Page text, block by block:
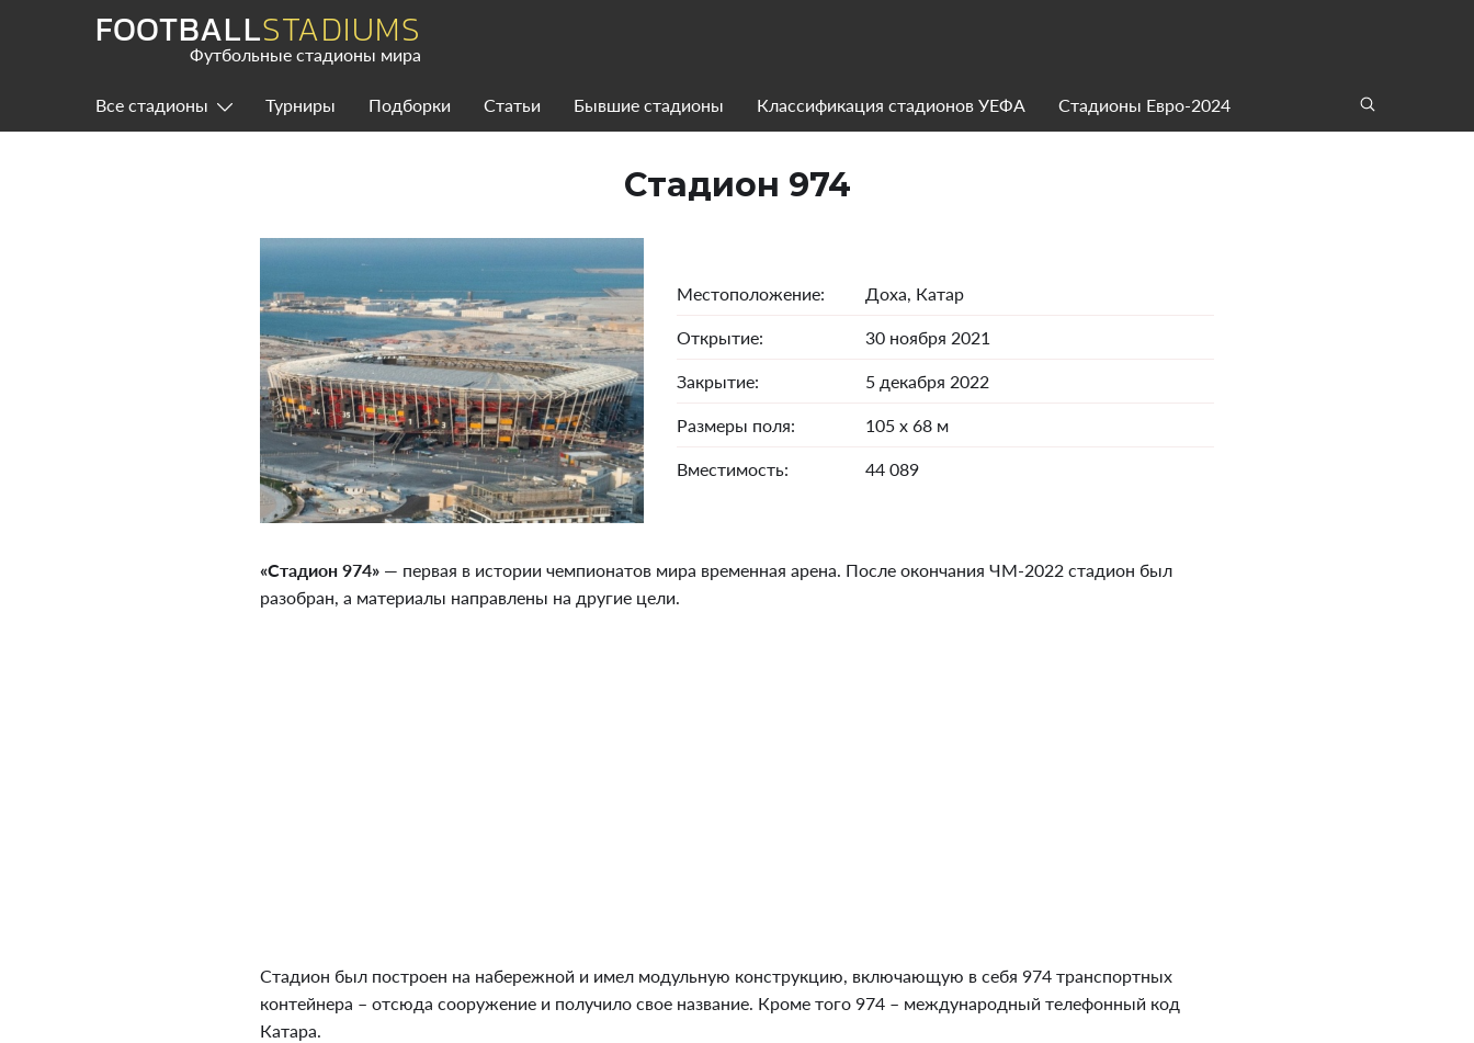
FOOTBALLSTADIUMS
Футбольные стадионы мира
Все стадионы Турниры Подборки Статьи Бывшие стадионы Классификация стадионов УЕФА Стадионы Евро-2024
Стадион 974
Местоположение: Доха, Катар
Открытие: 30 ноября 2021
Закрытие: 5 декабря 2022
Размеры поля: 105 х 68 м
Вместимость: 44 089
«Стадион 974» — первая в истории чемпионатов мира временная арена. После окончания ЧМ-2022 стадион был
разобран, а материалы направлены на другие цели.
Стадион был построен на набережной и имел модульную конструкцию, включающую в себя 974 транспортных
контейнера – отсюда сооружение и получило свое название. Кроме того 974 – международный телефонный код
Катара.